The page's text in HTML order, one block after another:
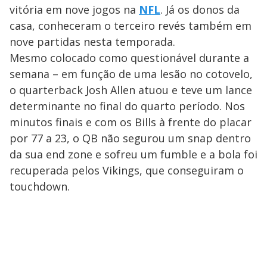
vitória em nove jogos na NFL. Já os donos da
casa, conheceram o terceiro revés também em
nove partidas nesta temporada.
Mesmo colocado como questionável durante a
semana – em função de uma lesão no cotovelo,
o quarterback Josh Allen atuou e teve um lance
determinante no final do quarto período. Nos
minutos finais e com os Bills à frente do placar
por 77 a 23, o QB não segurou um snap dentro
da sua end zone e sofreu um fumble e a bola foi
recuperada pelos Vikings, que conseguiram o
touchdown.